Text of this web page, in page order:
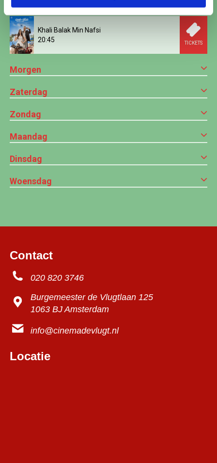
Khali Balak Min Nafsi
20:45
TICKETS
Morgen
Zaterdag
Zondag
Maandag
Dinsdag
Woensdag
Contact
020 820 3746
Burgemeester de Vlugtlaan 125
1063 BJ Amsterdam
info@cinemadevlugt.nl
Locatie